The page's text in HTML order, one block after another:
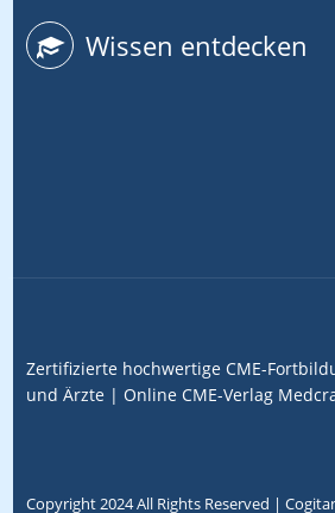
Wissen entdecken
Zertifizierte hochwertige CME-
und Ärzte | Online CME-Verlag
Copyright 2024 All Rights Reserved |